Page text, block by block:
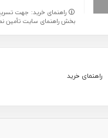
راهنمای خرید: جهت
بخش راهنمای سایت تأمین
راهنمای خرید